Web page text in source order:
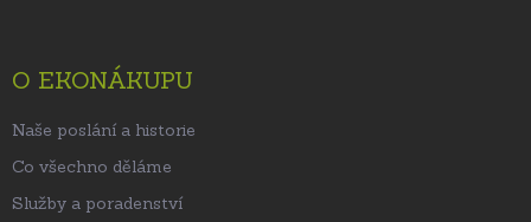
O EKONÁKUPU
Naše poslání a historie
Co všechno děláme
Služby a poradenství